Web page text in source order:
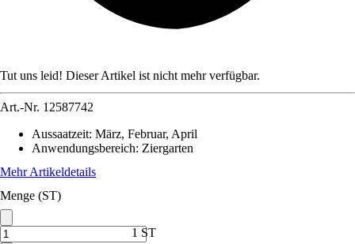
Tut uns leid! Dieser Artikel ist nicht mehr verfügbar.
Art.-Nr. 12587742
Aussaatzeit: März, Februar, April
Anwendungsbereich: Ziergarten
Mehr Artikeldetails
Menge (ST)
1 ST